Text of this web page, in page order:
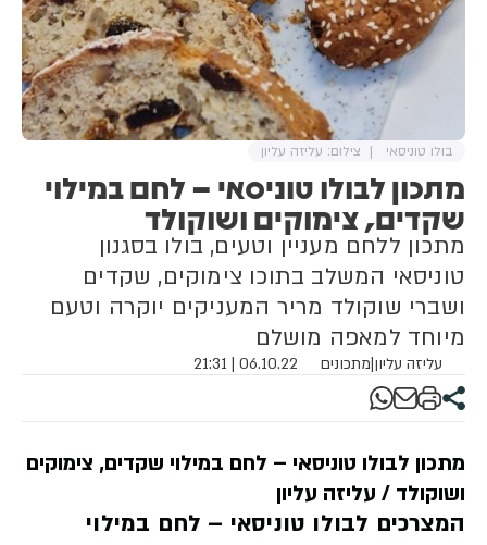
מתכון לבולו טוניסאי – לחם במילוי
שקדים, צימוקים ושוקולד
מתכון ללחם מעניין וטעים, בולו בסגנון
טוניסאי המשלב בתוכו צימוקים, שקדים
ושברי שוקולד מריר המעניקים יוקרה וטעם
מיוחד למאפה מושלם
עליזה עליון|מתכונים 06.10.22 | 21:31
בולו טוניסאי צילום: עליזה עליון
מתכון לבולו טוניסאי – לחם במילוי שקדים, צימוקים
ושוקולד / עליזה עליון
המצרכים לבולו טוניסאי – לחם במילוי